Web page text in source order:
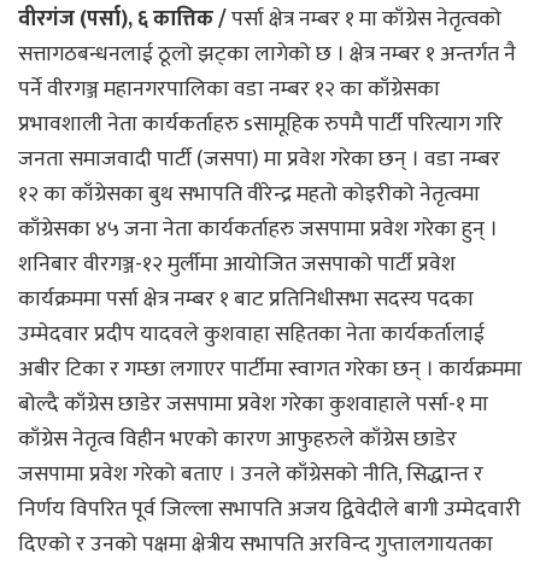
वीरगंज (पर्सा), ६ कात्तिक /पर्सा क्षेत्र नम्बर १ मा काँग्रेस नेतृत्वको
सत्तागठबन्धनलाई ठूलो झट्का लागेको छ । क्षेत्र नम्बर १ अन्तर्गत नै
पर्ने वीरगञ्ज महानगरपालिका वडा नम्बर १२ का काँग्रेसका
प्रभावशाली नेता कार्यकर्ताहरु sसामूहिक रुपमै पार्टी परित्याग गरि
जनता समाजवादी पार्टी (जसपा) मा प्रवेश गरेका छन् । वडा नम्बर
१२ का काँग्रेसका बुथ सभापति वीरेन्द्र महतो कोइरीको नेतृत्वमा
काँग्रेसका ४५ जना नेता कार्यकर्ताहरु जसपामा प्रवेश गरेका हुन् ।
शनिबार वीरगञ्ज-१२ मुर्लीमा आयोजित जसपाको पार्टी प्रवेश
कार्यक्रममा पर्सा क्षेत्र नम्बर १ बाट प्रतिनिधीसभा सदस्य पदका
उम्मेदवार प्रदीप यादवले कुशवाहा सहितका नेता कार्यकर्तालाई
अबीर टिका र गम्छा लगाएर पार्टीमा स्वागत गरेका छन् । कार्यक्रममा
बोल्दै काँग्रेस छाडेर जसपामा प्रवेश गरेका कुशवाहाले पर्सा-१ मा
काँग्रेस नेतृत्व विहीन भएको कारण आफुहरुले काँग्रेस छाडेर
जसपामा प्रवेश गरेको बताए । उनले काँग्रेसको नीति, सिद्धान्त र
निर्णय विपरित पूर्व जिल्ला सभापति अजय द्विवेदीले बागी उम्मेदवारी
दिएको र उनको पक्षमा क्षेत्रीय सभापति अरविन्द गुप्तालगायतका